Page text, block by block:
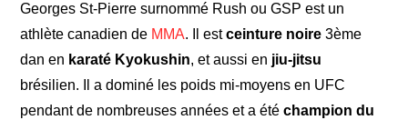
Georges St-Pierre surnommé Rush ou GSP est un
athlète canadien de MMA. Il estceinture noire3ème
dan en karaté Kyokushin, et aussi en jiu-jitsu
brésilien. Il a dominé les poids mi-moyens en UFC
pendant de nombreuses années et a étéchampion du